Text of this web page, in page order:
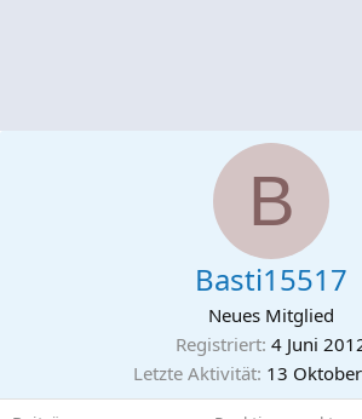
B
Basti15517
Neues Mitglied
Registriert 4 Juni
Letzte Aktivität 13